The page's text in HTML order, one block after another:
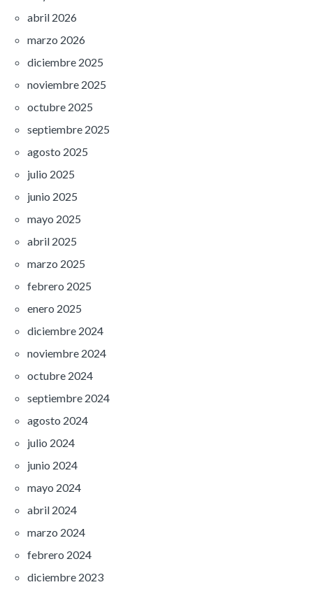
abril 2026
marzo 2026
diciembre 2025
noviembre 2025
octubre 2025
septiembre 2025
agosto 2025
julio 2025
junio 2025
mayo 2025
abril 2025
marzo 2025
febrero 2025
enero 2025
diciembre 2024
noviembre 2024
octubre 2024
septiembre 2024
agosto 2024
julio 2024
junio 2024
mayo 2024
abril 2024
marzo 2024
febrero 2024
diciembre 2023